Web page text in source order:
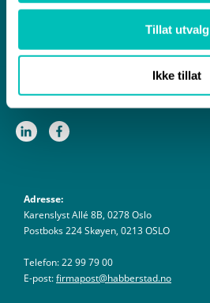
Tillat utvalg
Ikke tillat
Adresse:
Karenslyst Allé 8B, 0278 Oslo
Postboks 224 Skøyen, 0213 OSLO
Telefon: 22 99 79 00
E-post:firmapost@habberstad.no